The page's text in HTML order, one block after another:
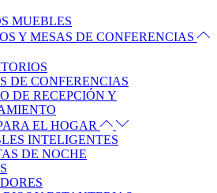
MUEBLES
Y MESAS DE CONFERENCIAS
DE CONFERENCIAS
DE RECEPCIÓN Y
EL HOGAR
INTELIGENTES
DE NOCHE